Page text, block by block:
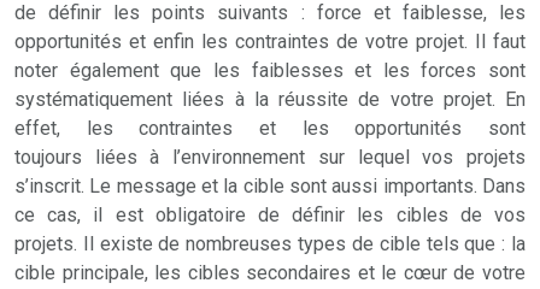
de définir les points suivants : force et faiblesse, les
opportunités et enfin les contraintes de votre projet. Il faut
noter également que les faiblesses et les forces sont
systématiquement liées à la réussite de votre projet. En
effet, les contraintes et les opportunités sont
toujours liées à l’environnement sur lequel vos projets
s’inscrit. Le message et la cible sont aussi importants. Dans
ce cas, il est obligatoire de définir les cibles de vos
projets. Il existe de nombreuses types de cible tels que : la
cible principale, les cibles secondaires et le cœur de votre